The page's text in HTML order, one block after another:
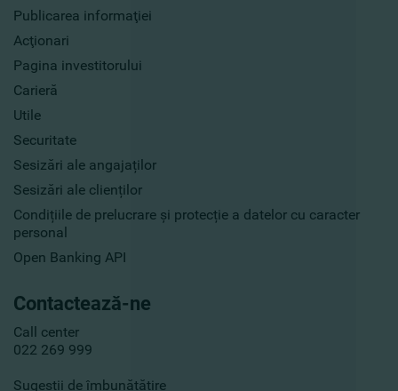
Publicarea informaţiei
Acţionari
Pagina investitorului
Carieră
Utile
Securitate
Sesizări ale angajaților
Sesizări ale clienților
Condițiile de prelucrare și protecție a datelor cu caracter
personal
Open Banking API
Contactează-ne
Call center
022 269 999
Sugestii de îmbunătățire